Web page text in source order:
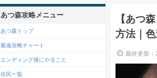
【あつ
方法｜
最終更新
あつ森攻略メニュー
あつ森トップ
最速攻略チャート
エンディング後にやること
住民一覧